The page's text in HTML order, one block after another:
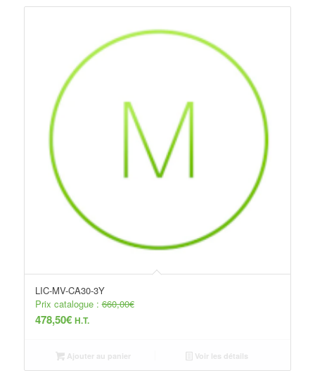
LIC-MV-CA30-3Y
Prix catalogue :660,00€
478,50€ H.T.
Ajouter au panier Voir les détails